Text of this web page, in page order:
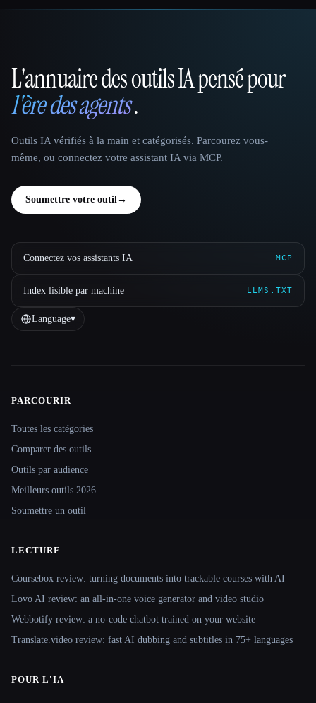
That AI Collection
L'annuaire des outils IA pensé pour
l'ère des agents.
Outils IA vérifiés à la main et catégorisés. Parcourez vous-
même, ou connectez votre assistant IA via MCP.
Soumettre votre outil→
Connectez vos assistants IA MCP
Index lisible par machine LLMS.TXT
Language▾
Site navigation
PARCOURIR
Toutes les catégories
Comparer des outils
Outils par audience
Meilleurs outils 2026
Soumettre un outil
LECTURE
Coursebox review: turning documents into trackable courses with AI
Lovo AI review: an all-in-one voice generator and video studio
Webbotify review: a no-code chatbot trained on your website
Translate.video review: fast AI dubbing and subtitles in 75+ languages
POUR L'IA